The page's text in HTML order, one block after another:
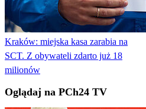
Kraków: miejska kasa zarabia na
SCT. Z obywateli zdarto już 18
milionów
Oglądaj na PCh24 TV